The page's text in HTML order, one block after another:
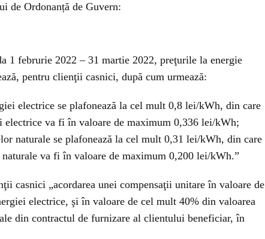
de Ordonanță de Guvern:
1 februrie 2022 – 31 martie 2022, preţurile la energie
pentru clienţii casnici, după cum urmează:
electrice se plafonează la cel mult 0,8 lei/kWh, din care
electrice va fi în valoare de maximum 0,336 lei/kWh;
naturale se plafonează la cel mult 0,31 lei/kWh, din care
naturale va fi în valoare de maximum 0,200 lei/kWh.”
casnici „acordarea unei compensaţii unitare în valoare de
electrice, şi în valoare de cel mult 40% din valoarea
din contractul de furnizare al clientului beneficiar, în